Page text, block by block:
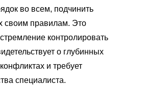
во всем, подчинить
своим правилам. Это
контролировать
о глубинных
и требует
специалиста.